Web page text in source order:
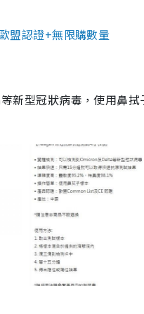
盟認證+無限購數量
新型冠狀病毒，使用鼻拭